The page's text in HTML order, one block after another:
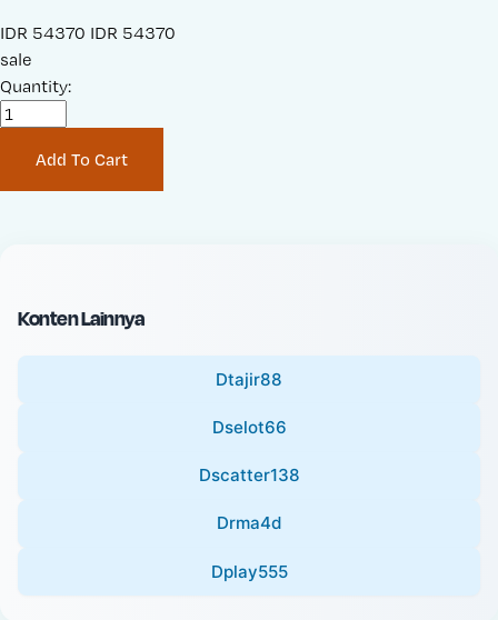
S
a
l
e
i
IDR 54370 O
n
a
c
e
IDR 54370
sale
Quantity:
Add To Cart
Konten Lainnya
Dtajir88
Dselot66
Dscatter138
Drma4d
Dplay555